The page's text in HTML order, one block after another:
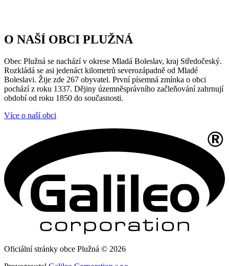
O NAŠÍ OBCI PLUŽNÁ
Obec Plužná se nachází v okrese Mladá Boleslav, kraj Středočeský.
Rozkládá se asi jedenáct kilometrů severozápadně od Mladé
Boleslavi. Žije zde 267 obyvatel. První písemná zmínka o obci
pochází z roku 1337. Dějiny územněsprávního začleňování zahrnují
období od roku 1850 do současnosti.
Více o naší obci
Oficiální stránky obce Plužná © 2026